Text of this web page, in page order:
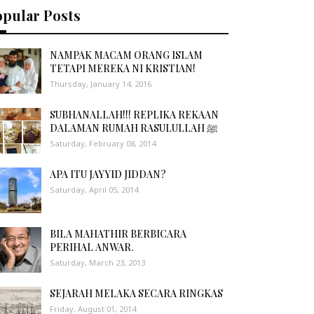
Posts
NAMPAK MACAM ORANG ISLAM
TETAPI MEREKA NI KRISTIAN!
Thursday, January 14, 2016
SUBHANALLAH!!! REPLIKA REKAAN
DALAMAN RUMAH RASULULLAH ﷺ
Saturday, February 08, 2014
APA ITU JAYYID JIDDAN?
Saturday, April 05, 2014
BILA MAHATHIR BERBICARA
PERIHAL ANWAR.
Saturday, March 23, 2013
SEJARAH MELAKA SECARA RINGKAS
Friday, August 01, 2014